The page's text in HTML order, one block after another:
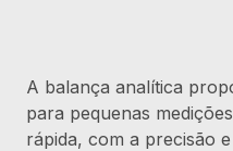
Fagron Global
Documentação
A balança analítica
para pequenas
rápida, com a precisão